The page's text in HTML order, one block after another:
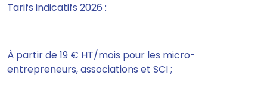
Tarifs indicatifs 2026 :
À partir de 19 € HT/mois pour les micro-
entrepreneurs, associations et SCI ;